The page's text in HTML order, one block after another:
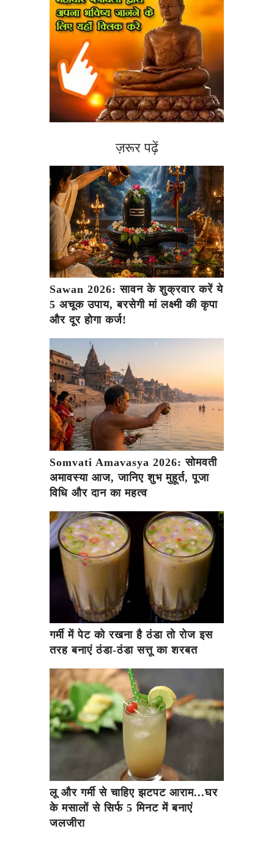
ज़रूर पढ़ें
Sawan 2026: सावन के शुक्रवार करें ये
5 अचूक उपाय, बरसेगी मां लक्ष्मी की कृपा
और दूर होगा कर्ज!
Somvati Amavasya 2026: सोमवती
अमावस्या आज, जानिए शुभ मुहूर्त, पूजा
विधि और दान का महत्व
गर्मी में पेट को रखना है ठंडा तो रोज इस
तरह बनाएं ठंडा-ठंडा सत्तू का शरबत
लू और गर्मी से चाहिए झटपट आराम...घर
के मसालों से सिर्फ 5 मिनट में बनाएं
जलजीरा